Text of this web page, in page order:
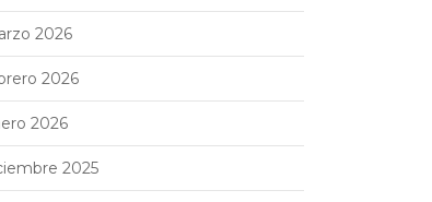
2026
2026
2026
2025